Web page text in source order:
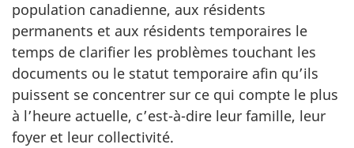
population canadienne, aux résidents
permanents et aux résidents temporaires le
temps de clarifier les problèmes touchant les
documents ou le statut temporaire afin qu’ils
puissent se concentrer sur ce qui compte le plus
à l’heure actuelle, c’est-à-dire leur famille, leur
foyer et leur collectivité.